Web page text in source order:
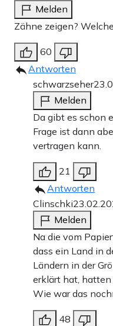
Melden
Zähne zeigen?
60
Antworten
schwarzseher
Melden
Da gibt es schon
Frage ist dann
vertragen kann.
21
Antworten
Clinschki
Melden
Na die vom
dass ein Land in
Ländern in der
erklärt hat, hatten
Wie war das
48